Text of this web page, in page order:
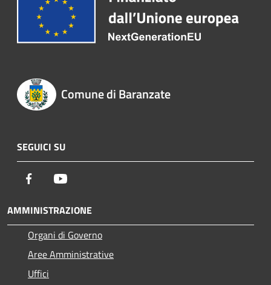
Comune di Baranzate
SEGUICI SU
Facebook
AMMINISTRAZIONE
Organi di Governo
Aree Amministrative
Uffici